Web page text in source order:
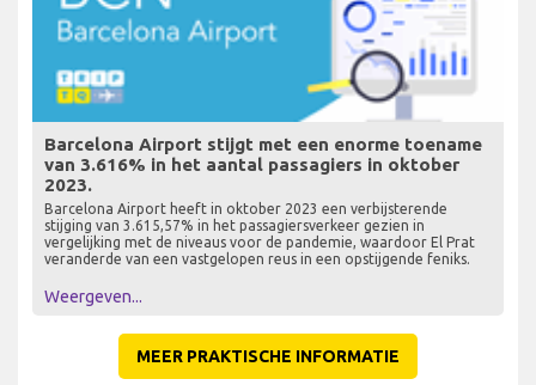
Barcelona El Prat Airport heeft veerkracht en herstel getoond in
het licht van de wereldwijde pandemie. November 2023 liet een
veelbelovende stijging van 4,09% zien in het passagiersverkeer in
Weergeven...